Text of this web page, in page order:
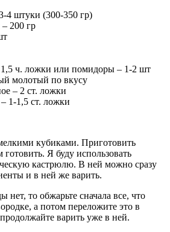
4 штуки (300-350 гр)
– 200 гр
1,5 ч. ложки или помидоры – 1-2 шт
молотый по вкусу
– 2 ст. ложки
1-1,5 ст. ложки
кубиками. Приготовить
готовить. Я буду использовать
кастрюлю. В ней можно сразу
и в ней же варить.
нет, то обжарьте сначала все, что
а потом переложите это в
варить уже в ней.